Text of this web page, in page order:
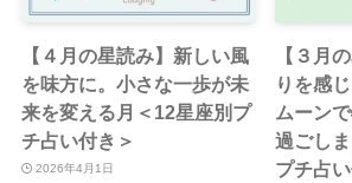
【４月の星読み】新しい風
を味方に。小さな一歩が未
来を変える月＜12星座別プ
チ占い付き＞
2026年4月1日
【３月
りを感
ムーン
過ごし
プチ占